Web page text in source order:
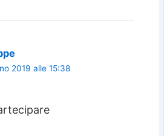
2019 alle 15:38